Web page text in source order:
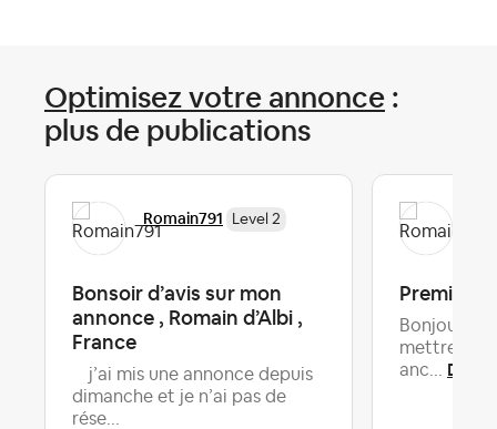
Optimisez votre annonce :
plus de publications
Romain791 Level 2
Bonsoir d’avis sur mon
annonce , Romain d’Albi ,
France
j’ai mis une annonce depuis
dimanche et je n’ai pas de
rése...
Premiers
Bonjour à
mettre
anc...